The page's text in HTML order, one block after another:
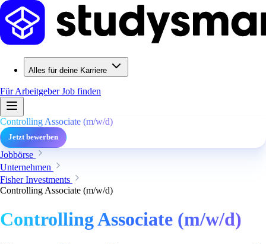
Alles für deine Karriere
Für ArbeitgeberJob finden
Controlling Associate (m/w/d)
Jetzt bewerben
Jobbörse
Unternehmen
Fisher Investments
Controlling Associate (m/w/d)
Controlling Associate (m/w/d)